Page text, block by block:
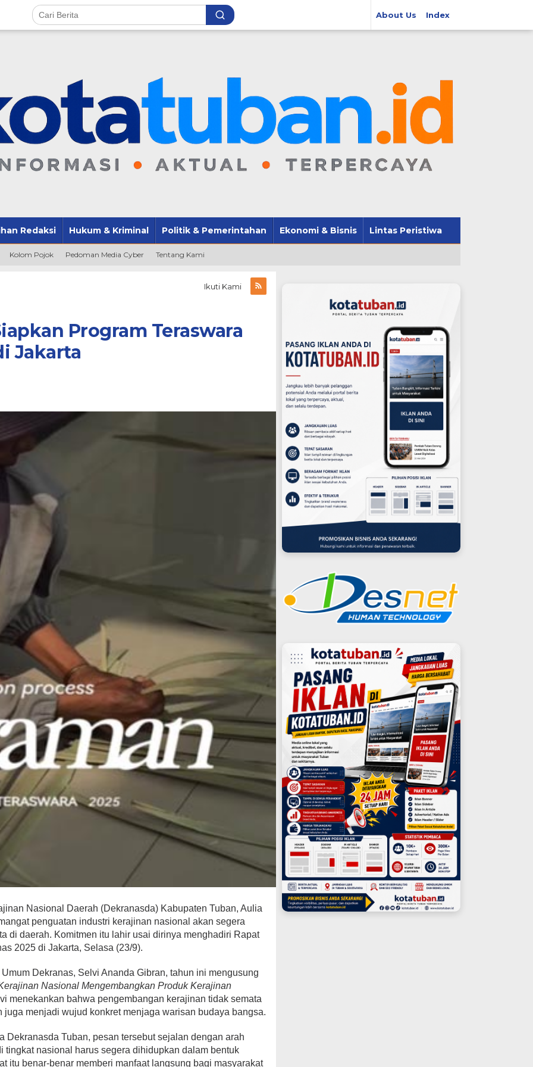
About Us Index
Redaksi Hukum & Kriminal Politik & Pemerintahan Ekonomi & Bisnis Lintas Peristiwa
Kolom Pojok Pedoman Media Cyber Tentang Kami
Ikuti Kami
Program Teraswara
Jakarta
Nasional Daerah (Dekranasda) Kabupaten Tuban, Aulia
penguatan industri kerajinan nasional akan segera
di daerah. Komitmen itu lahir usai dirinya menghadiri Rapat
2025 di Jakarta, Selasa (23/9).
Dekranas, Selvi Ananda Gibran, tahun ini mengusung
Nasional Mengembangkan Produk Kerajinan
menekankan bahwa pengembangan kerajinan tidak semata
juga menjadi wujud konkret menjaga warisan budaya bangsa.
Dekranasda Tuban, pesan tersebut sejalan dengan arah
tingkat nasional harus segera dihidupkan dalam bentuk
itu benar-benar memberi manfaat langsung bagi masyarakat